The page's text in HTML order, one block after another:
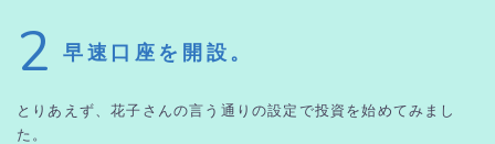
2 早速口座を開設。
とりあえず、花子さんの言う通りの設定で投資を始めてみまし
た。